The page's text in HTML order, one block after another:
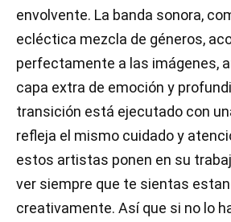
envolvente. La banda sonora,
ecléctica mezcla de géneros,
perfectamente a las imágenes,
capa extra de emoción y
transición está ejecutado con
refleja el mismo cuidado y
estos artistas ponen en su
ver siempre que te sientas
creativamente. Así que si no lo